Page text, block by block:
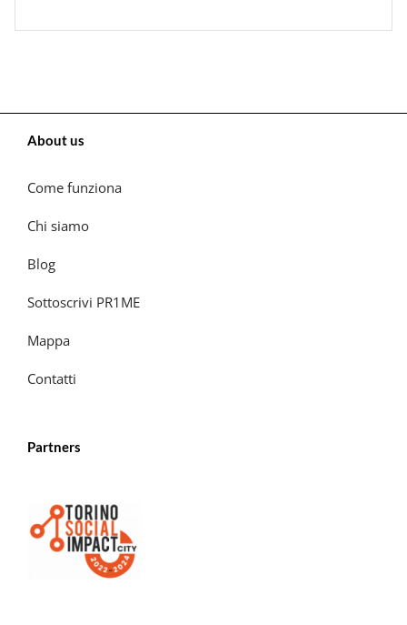
About us
Come funziona
Chi siamo
Blog
Sottoscrivi PR1ME
Mappa
Contatti
Partners